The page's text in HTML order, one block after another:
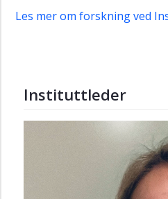
Les mer om forskning ved
Instituttleder